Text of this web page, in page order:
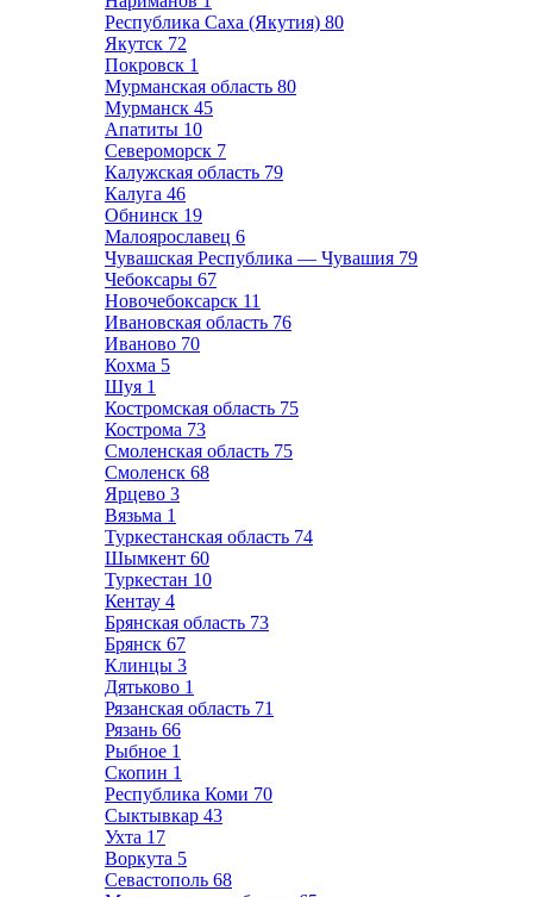
Республика Саха (Якутия) 80
Якутск 72
Покровск 1
Мурманская область 80
Мурманск 45
Апатиты 10
Североморск 7
Калужская область 79
Калуга 46
Обнинск 19
Малоярославец 6
Чувашская Республика — Чувашия 79
Чебоксары 67
Новочебоксарск 11
Ивановская область 76
Иваново 70
Кохма 5
Шуя 1
Костромская область 75
Кострома 73
Смоленская область 75
Смоленск 68
Ярцево 3
Вязьма 1
Туркестанская область 74
Шымкент 60
Туркестан 10
Кентау 4
Брянская область 73
Брянск 67
Клинцы 3
Дятьково 1
Рязанская область 71
Рязань 66
Рыбное 1
Скопин 1
Республика Коми 70
Сыктывкар 43
Ухта 17
Воркута 5
Севастополь 68